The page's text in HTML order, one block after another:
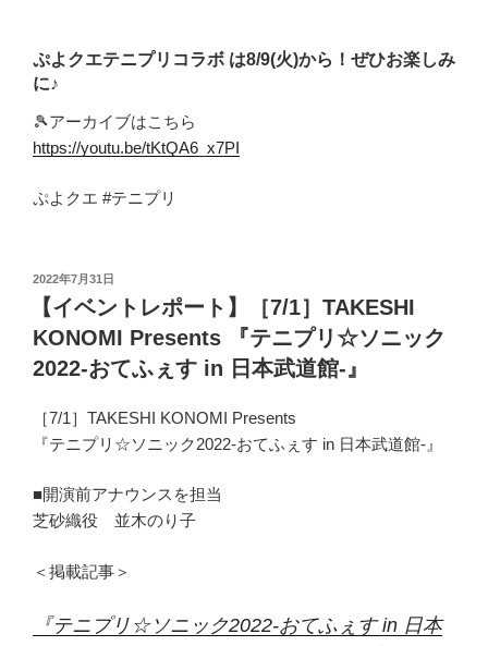
ぷよクエテニプリコラボ は8/9(火)から！ぜひお楽しみ
に♪
🎾アーカイブはこちら
https://youtu.be/tKtQA6_x7PI
ぷよクエ #テニプリ
投
日:
2022年7月31日
【イベントレポート】［7/1］TAKESHI
KONOMI Presents 『テニプリ☆ソニック
2022-おてふぇす in 日本武道館-』
［7/1］TAKESHI KONOMI Presents
『テニプリ☆ソニック2022-おてふぇす in 日本武道館-』
■開演前アナウンスを担当
芝砂織役 並木のり子
＜掲載記事＞
『テニプリ☆ソニック2022-おてふぇす in ⽇本